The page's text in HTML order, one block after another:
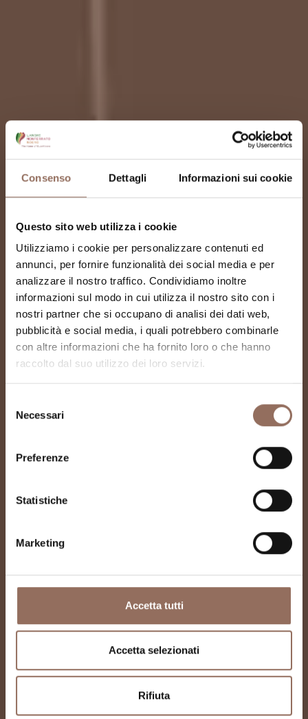
Consenso Dettagli Informazioni sui cookie
Questo sito web utilizza i cookie
Utilizziamo i cookie per personalizzare contenuti ed
annunci, per fornire funzionalità dei social media e per
analizzare il nostro traffico. Condividiamo inoltre
informazioni sul modo in cui utilizza il nostro sito con i
nostri partner che si occupano di analisi dei dati web,
pubblicità e social media, i quali potrebbero combinarle
con altre informazioni che ha fornito loro o che hanno
raccolto dal suo utilizzo dei loro servizi.
delNecessari
Preferenze
Statistiche
Marketing
Accetta tutti
Accetta selezionati
Rifiuta
Ufficio Informazioni
Turistiche e
Manfestazioni di
Cherasco